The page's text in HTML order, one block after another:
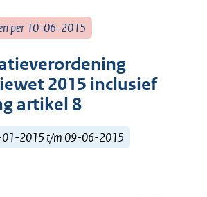
per 10-06-2015
2015 inclusief
artikel 8
01-2015 t/m 09-06-2015